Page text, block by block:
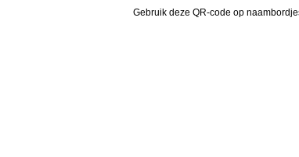
Gebruik deze QR-code op